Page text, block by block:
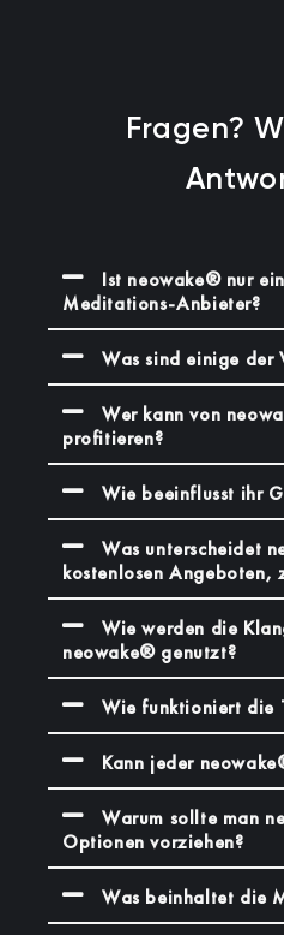
Fragen?
Ist neowake® nur
Meditations-Anbieter?
Was sind einige der
Wer kann von
profitieren?
Wie beeinflusst ihr
Was unterscheidet
kostenlosen Angeboten,
Wie werden die
neowake® genutzt?
Wie funktioniert die
Kann jeder
Warum sollte man
Optionen vorziehen?
Was beinhaltet die